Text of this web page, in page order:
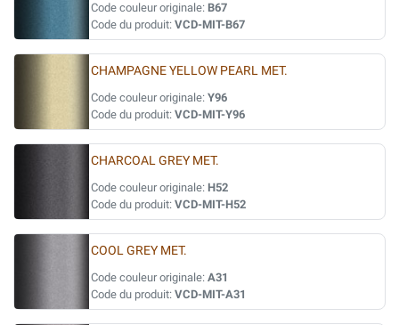
Code couleur originale: B67
Code du produit: VCD-MIT-B67
CHAMPAGNE YELLOW PEARL MET.
Code couleur originale: Y96
Code du produit: VCD-MIT-Y96
CHARCOAL GREY MET.
Code couleur originale: H52
Code du produit: VCD-MIT-H52
COOL GREY MET.
Code couleur originale: A31
Code du produit: VCD-MIT-A31